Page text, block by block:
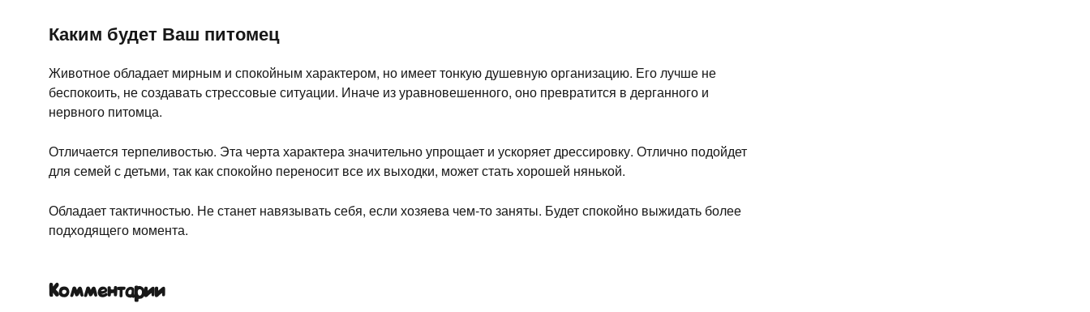
Каким будет Ваш питомец
Животное обладает мирным и спокойным характером, но имеет тонкую душевную организацию. Его лучше не
беспокоить, не создавать стрессовые ситуации. Иначе из уравновешенного, оно превратится в дерганного и
нервного питомца.
Отличается терпеливостью. Эта черта характера значительно упрощает и ускоряет дрессировку. Отлично подойдет
для семей с детьми, так как спокойно переносит все их выходки, может стать хорошей нянькой.
Обладает тактичностью. Не станет навязывать себя, если хозяева чем-то заняты. Будет спокойно выжидать более
подходящего момента.
Комментарии